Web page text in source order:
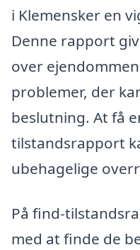
i Klemensker en
Denne rapport
over
problemer, der
beslutning. At få
tilstandsrapport
ubehagelige
På find-
med at finde de